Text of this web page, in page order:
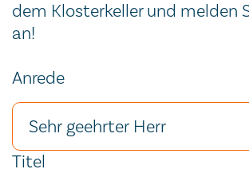
dem Klosterkeller und melden
an!
Session ID
Fax
Homepage
Session ID
Reference
Security token
Anrede
Titel